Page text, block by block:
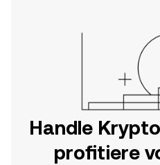
Handle
profitiere